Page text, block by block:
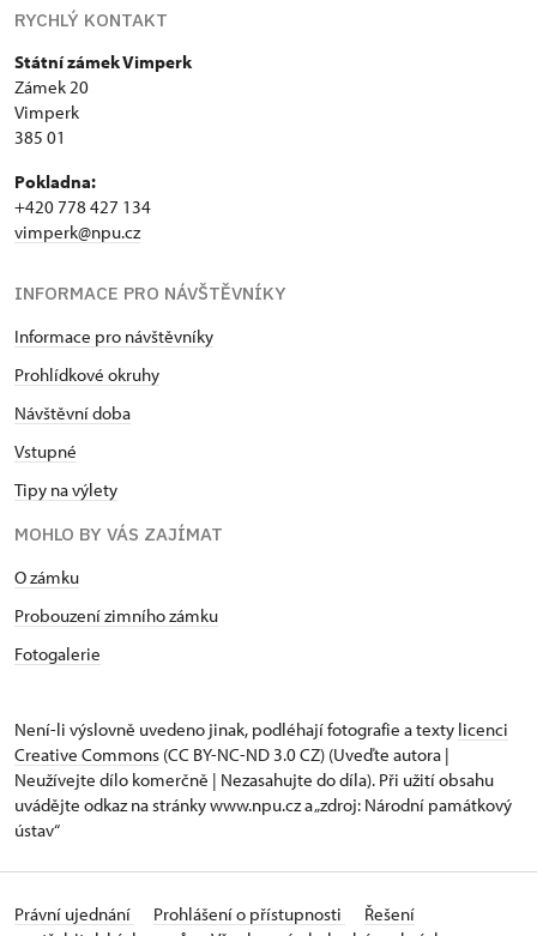
RYCHLÝ KONTAKT
Státní zámek Vimperk
Zámek 20
Vimperk
385 01
Pokladna:
+420 778 427 134
vimperk@npu.cz
INFORMACE PRO NÁVŠTĚVNÍKY
Informace pro návštěvníky
Prohlídkové okruhy
Návštěvní doba
Vstupné
Tipy na výlety
MOHLO BY VÁS ZAJÍMAT
O zámku
Probouzení zimního zámku
Fotogalerie
Není-li výslovně uvedeno jinak, podléhají fotografie a texty licenci
Creative Commons (CC BY-NC-ND 3.0 CZ) (Uveďte autora |
Neužívejte dílo komerčně | Nezasahujte do díla). Při užití obsahu
uvádějte odkaz na stránky www.npu.cz a „zdroj: Národní památkový
ústav“
Právní ujednání Prohlášení o přístupnosti
Řešení